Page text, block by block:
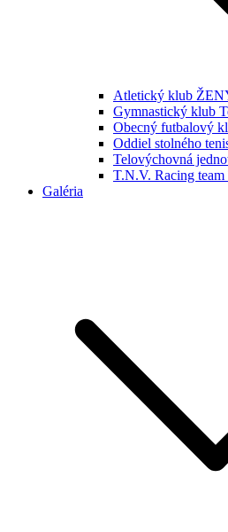
Atletický klub
Gymnastický klub
Obecný futbalový
Oddiel stolného
Telovýchovná
T.N.V. Racing
Galéria